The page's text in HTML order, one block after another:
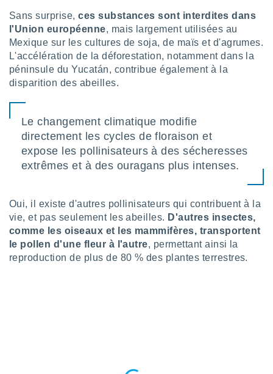
à
en
le
des
au
pas
de
à
Sans surprise,ces substances sont interdites dans
l'Union européenne, mais largement utilisées au
Mexique sur les cultures de soja, de maïs et d'agrumes.
L'accélération de la déforestation, notamment dans la
péninsule du Yucatán, contribue également à la
disparition des abeilles.
Le changement climatique modifie
directement les cycles de floraison et
expose les pollinisateurs à des sécheresses
extrêmes et à des ouragans plus intenses.
Oui, il existe d'autres pollinisateurs qui contribuent à la
vie, et pas seulement les abeilles. D'autres insectes,
comme les oiseaux et les mammifères, transportent
le pollen d'une fleur à l'autre, permettant ainsi la
reproduction de plus de 80 % des plantes terrestres.